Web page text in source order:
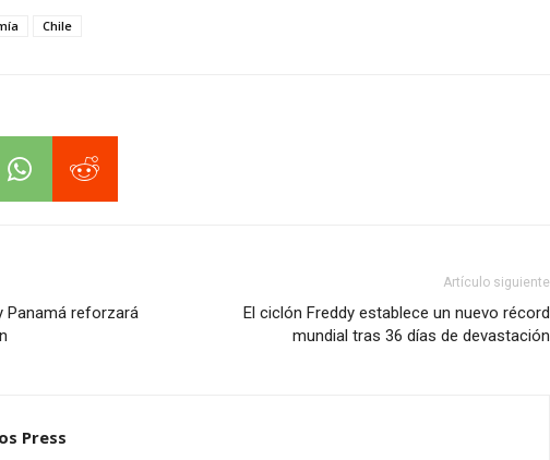
Chile
Panamá reforzará
Artículo siguiente
El ciclón Freddy establece un nuevo récord
mundial tras 36 días de devastación
Press